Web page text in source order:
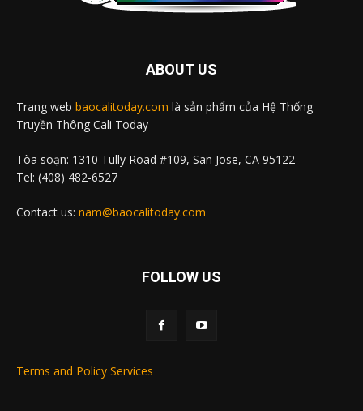
ABOUT US
Trang web baocalitoday.com là sản phẩm của Hệ Thống
Truyền Thông Cali Today
Tòa soạn: 1310 Tully Road #109, San Jose, CA 95122
Tel: (408) 482-6527
Contact us: nam@baocalitoday.com
FOLLOW US
Terms and Policy Services